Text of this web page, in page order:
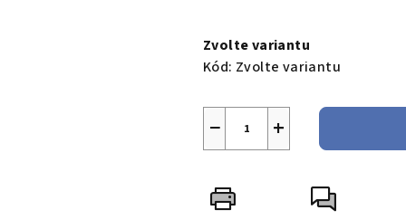
cena:
Zvolte variantu
Kód: Zvolte variantu
+
−